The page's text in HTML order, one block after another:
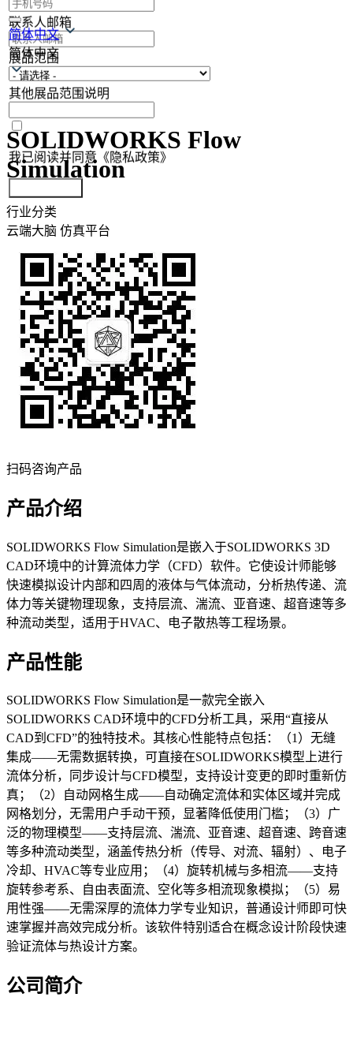
SOLIDWORKS Flow
Simulation
行业分类
云端大脑 仿真平台
扫码咨询产品
产品介绍
SOLIDWORKS Flow Simulation是嵌入于SOLIDWORKS 3D
CAD环境中的计算流体力学（CFD）软件。它使设计师能够
快速模拟设计内部和四周的液体与气体流动，分析热传递、流
体力等关键物理现象，支持层流、湍流、亚音速、超音速等多
种流动类型，适用于HVAC、电子散热等工程场景。
产品性能
SOLIDWORKS Flow Simulation是一款完全嵌入
SOLIDWORKS CAD环境中的CFD分析工具，采用“直接从
CAD到CFD”的独特技术。其核心性能特点包括：（1）无缝
集成——无需数据转换，可直接在SOLIDWORKS模型上进行
流体分析，同步设计与CFD模型，支持设计变更的即时重新仿
真；（2）自动网格生成——自动确定流体和实体区域并完成
网格划分，无需用户手动干预，显著降低使用门槛；（3）广
泛的物理模型——支持层流、湍流、亚音速、超音速、跨音速
等多种流动类型，涵盖传热分析（传导、对流、辐射）、电子
冷却、HVAC等专业应用；（4）旋转机械与多相流——支持
旋转参考系、自由表面流、空化等多相流现象模拟；（5）易
用性强——无需深厚的流体力学专业知识，普通设计师即可快
速掌握并高效完成分析。该软件特别适合在概念设计阶段快速
验证流体与热设计方案。
公司简介
联系人邮箱
展品范围
其他展品范围说明
我已阅读并同意《隐私政策》
简体中文
简体中文